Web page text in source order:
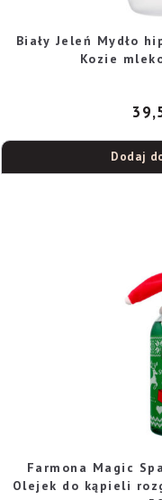
Biały Jeleń Mydło
Kozie
Dodaj
Farmona Magic
Olejek do kąpieli